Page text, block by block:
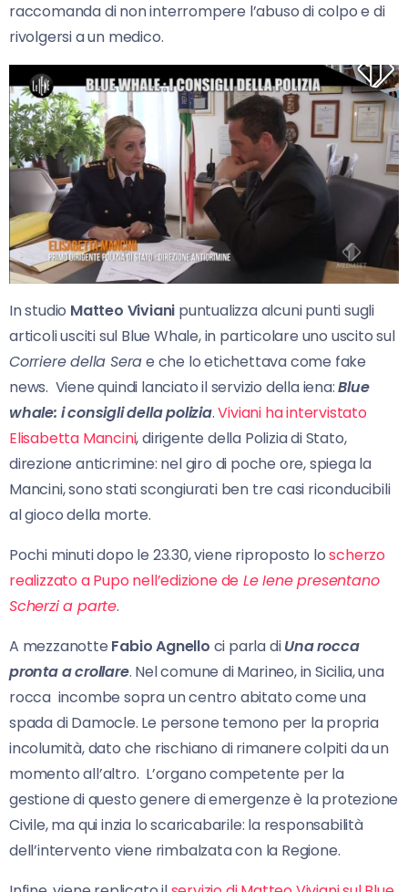
raccomanda di non interrompere l’abuso di colpo e di
rivolgersi a un medico.
In studio Matteo Viviani puntualizza alcuni punti sugli
articoli usciti sul Blue Whale, in particolare uno uscito sul
Corriere della Serae che lo etichettava come fake
news. Viene quindi lanciato il servizio della iena:Blue
whale: i consigli della polizia.Viviani ha intervistato
Elisabetta Mancini, dirigente della Polizia di Stato,
direzione anticrimine: nel giro di poche ore, spiega la
Mancini, sono stati scongiurati ben tre casi riconducibili
al gioco della morte.
Pochi minuti dopo le 23.30, viene riproposto loscherzo
realizzato a Pupo nell’edizione de Le Iene presentano
Scherzi a parte.
A mezzanotte Fabio Agnello ci parla diUna rocca
pronta a crollare. Nel comune di Marineo, in Sicilia, una
rocca incombe sopra un centro abitato come una
spada di Damocle. Le persone temono per la propria
incolumità, dato che rischiano di rimanere colpiti da un
momento all’altro. L’organo competente per la
gestione di questo genere di emergenze è la protezione
Civile, ma qui inzia lo scaricabarile: la responsabilità
dell’intervento viene rimbalzata con la Regione.